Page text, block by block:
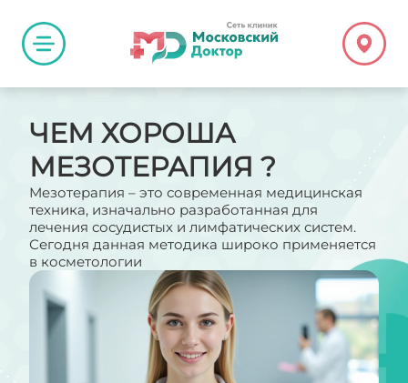
ЧЕМ ХОРОША
МЕЗОТЕРАПИЯ ?
Мезотерапия – это современная медицинская
техника, изначально разработанная для
лечения сосудистых и лимфатических систем.
Сегодня данная методика широко применяется
в косметологии